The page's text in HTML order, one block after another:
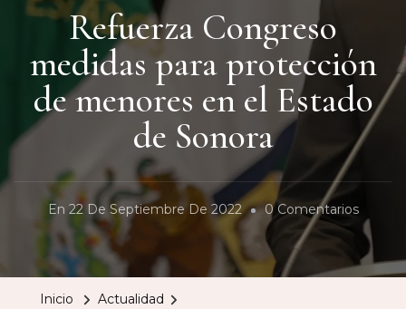
Refuerza Congreso
medidas para protección
de menores en el Estado
de Sonora
En 22 De Septiembre De 2022 0 ComentariosEn
Inicio
Actualidad